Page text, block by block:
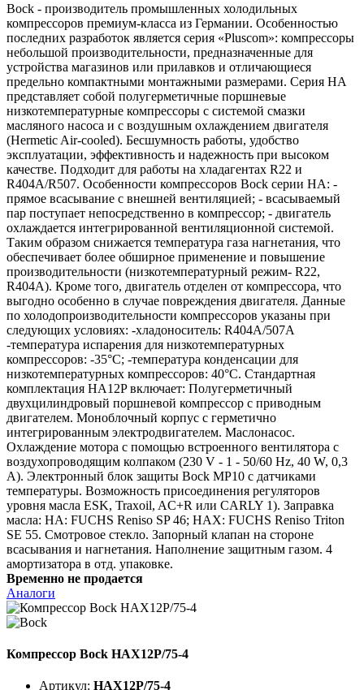
Bock - производитель промышленных холодильных
компрессоров премиум-класса из Германии. Особенностью
последних разработок является серия «Pluscom»: компрессоры
небольшой производительности, предназначенные для
устройства магазинов или прилавков и отличающиеся
предельно компактными монтажными размерами. Серия HA
представляет собой полугерметичные поршневые
низкотемпературные компрессоры с системой смазки
масляного насоса и с воздушным охлаждением двигателя
(Hermetic Air-cooled). Бесшумность работы, удобство
эксплуатации, эффективность и надежность при высоком
качестве. Подходит для работы на хладагентах R22 и
R404A/R507. Особенности компрессоров Bock серии НА: -
прямое всасывание с внешней вентиляцией; - всасываемый
пар поступает непосредственно в компрессор; - двигатель
охлаждается интегрированной вентиляционной системой.
Таким образом снижается температура газа нагнетания, что
обеспечивает более обширное применение и повышение
производительности (низкотемпературный режим- R22,
R404A). Кроме того, двигатель отделен от компрессора, что
выгодно особенно в случае повреждения двигателя. Данные
по холодопроизводительности компрессоров указаны при
следующих условиях: -хладоноситель: R404A/507A
-температура испарения для низкотемпературных
компрессоров: -35°C; -температура конденсации для
низкотемпературных компрессоров: 40°C. Стандартная
комплектация HA12P включает: Полугерметичный
двухцилиндровый поршневой компрессор с приводным
двигателем. Моноблочный корпус с герметично
интегрированным электродвигателем. Маслонасос.
Охлаждение мотора с помощью встроенного вентилятора с
воздухопроводящим колпаком (230 V - 1 - 50/60 Hz, 40 W, 0,3
A). Электронный блок защиты Bock MP10 с датчиками
температуры. Возможность присоединения регуляторов
уровня масла ESK, Traxoil, AC+R или CARLY 1). Заправка
масла: HA: FUCHS Reniso SP 46; HAX: FUCHS Reniso Triton
SE 55. Смотровое стекло. Запорный клапан на стороне
всасывания и нагнетания. Наполнение защитным газом. 4
амортизатора в отд. упаковке.
Временно не продается
Аналоги
Компрессор Bock HAX12P/75-4
Артикул: HAX12P/75-4